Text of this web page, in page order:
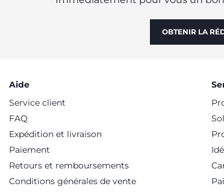
OBTENIR LA
Aide
Service client
FAQ
Expédition et livraison
Paiement
Retours et remboursements
Conditions générales de vente